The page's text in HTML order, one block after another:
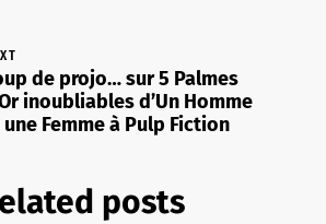
de projo… sur 5 Palmes
inoubliables d’Un Homme
Femme à Pulp Fiction
posts